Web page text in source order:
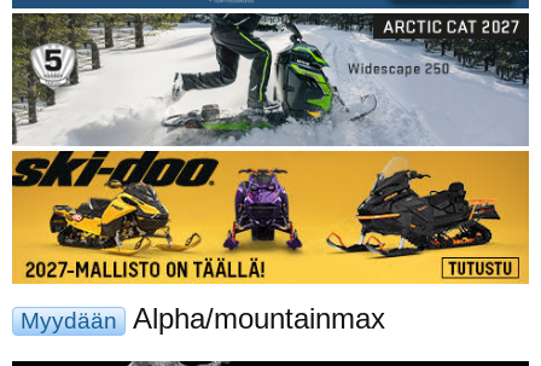
Myydään Alpha/mountainmax